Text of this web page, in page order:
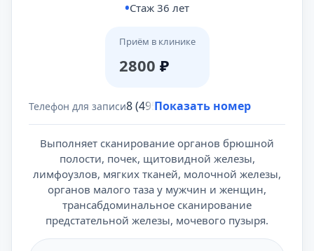
Стаж 36 лет
Приём в клинике
2800 ₽
Телефон для записи8 (495) 431-69-47
Показать номер
Выполняет сканирование органов брюшной
полости, почек, щитовидной железы,
лимфоузлов, мягких тканей, молочной железы,
органов малого таза у мужчин и женщин,
трансабдоминальное сканирование
предстательной железы, мочевого пузыря.